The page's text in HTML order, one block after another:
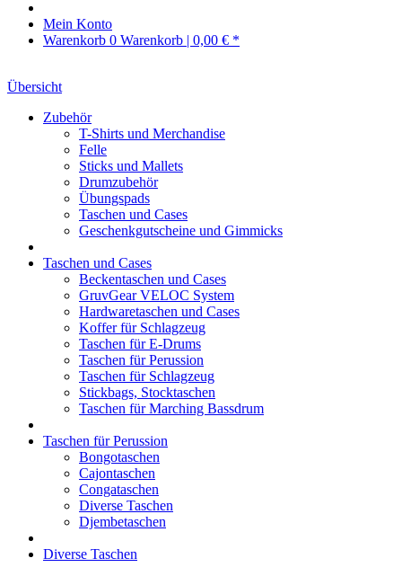
Mein Konto
Warenkorb 0 Warenkorb | 0,00 € *
Übersicht
Zubehör
T-Shirts und Merchandise
Felle
Sticks und Mallets
Drumzubehör
Übungspads
Taschen und Cases
Geschenkgutscheine und Gimmicks
Taschen und Cases
Beckentaschen und Cases
GruvGear VELOC System
Hardwaretaschen und Cases
Koffer für Schlagzeug
Taschen für E-Drums
Taschen für Perussion
Taschen für Schlagzeug
Stickbags, Stocktaschen
Taschen für Marching Bassdrum
Taschen für Perussion
Bongotaschen
Cajontaschen
Congataschen
Diverse Taschen
Djembetaschen
Diverse Taschen